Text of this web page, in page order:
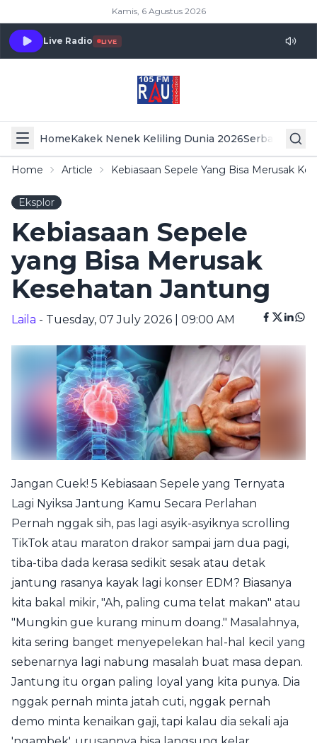
Kamis, 6 Agustus 2026
Live Radio LIVE
HomeKakek Nenek Keliling Dunia 2026Serba Serbi
Home Article Kebiasaan Sepele Yang Bisa Merusak
Eksplor
Kebiasaan Sepele
yang Bisa Merusak
Kesehatan Jantung
Laila - Tuesday, 07 July 2026 | 09:00 AM
Jangan Cuek! 5 Kebiasaan Sepele yang Ternyata
Lagi Nyiksa Jantung Kamu Secara Perlahan
Pernah nggak sih, pas lagi asyik-asyiknya scrolling
TikTok atau maraton drakor sampai jam dua pagi,
tiba-tiba dada kerasa sedikit sesak atau detak
jantung rasanya kayak lagi konser EDM? Biasanya
kita bakal mikir, "Ah, paling cuma telat makan" atau
"Mungkin gue kurang minum doang." Masalahnya,
kita sering banget menyepelekan hal-hal kecil yang
sebenarnya lagi nabung masalah buat masa depan.
Jantung itu organ paling loyal yang kita punya. Dia
nggak pernah minta jatah cuti, nggak pernah
demo minta kenaikan gaji, tapi kalau dia sekali aja